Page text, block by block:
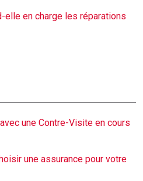
elle en charge les réparations
une Contre-Visite en cours
une assurance pour votre